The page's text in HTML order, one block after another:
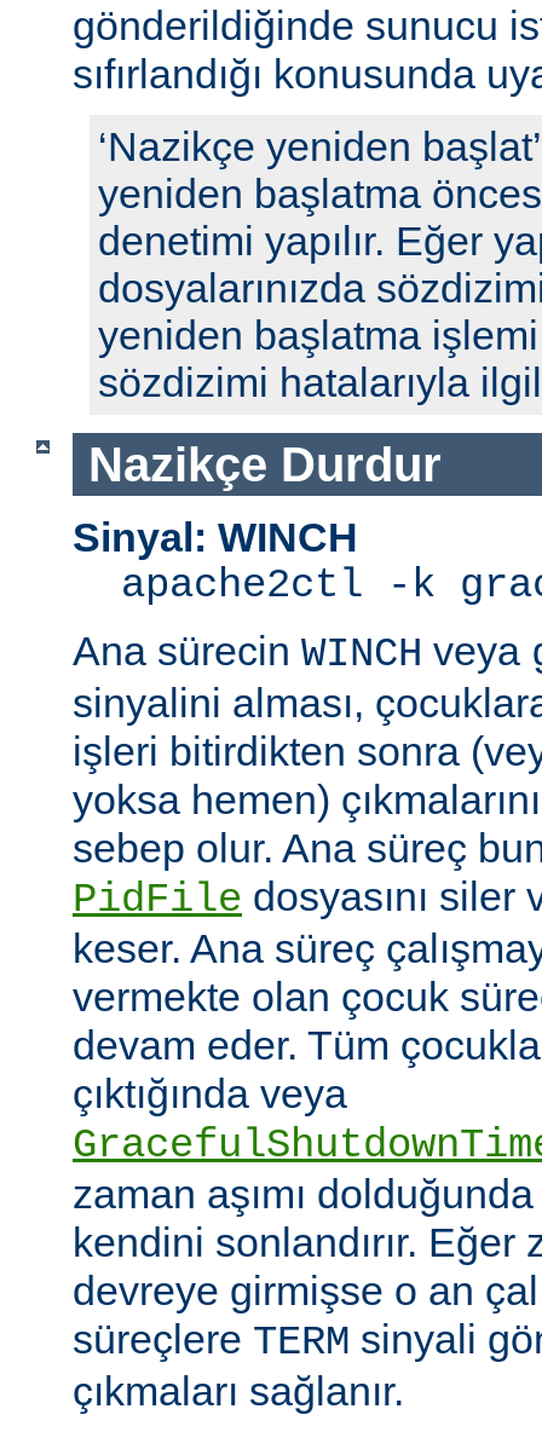
gönderildiğinde sunucu
sıfırlandığı konusunda
‘Nazikçe yeniden
yeniden başlatma
denetimi yapılır. Eğer
dosyalarınızda
yeniden başlatma
sözdizimi hatalarıyla
Nazikçe Durdur
Sinyal: WINCH
apache2ctl -k
Ana sürecin WINCH veya
sinyalini alması,
işleri bitirdikten sonra
yoksa hemen)
sebep olur. Ana süreç
PidFile dosyasını
keser. Ana süreç
vermekte olan çocuk
devam eder. Tüm
çıktığında veya
zaman aşımı
kendini sonlandırır. Eğer
devreye girmişse o an
süreçlere TERM sinyali
çıkmaları sağlanır.